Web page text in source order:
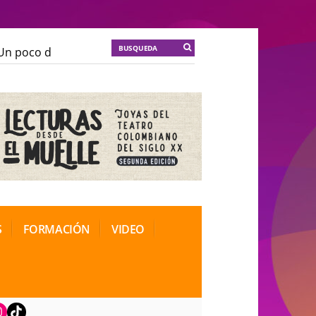
poco de locura para la cordura
Soma
de Teatro Rosa
FORMACIÓN VIDEO
TikTok